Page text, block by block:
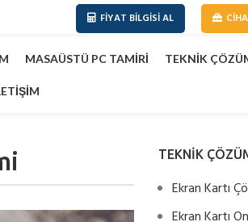
FIYAT BILGISI AL
MASAÜSTÜ PC TAMIRI TEKNIK
TEKNİK
Ekran Kartı
Ekran Kartı